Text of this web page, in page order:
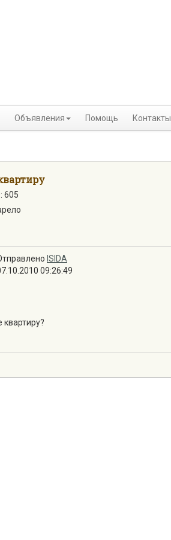
Объявления Помощь Контакты
605
ISIDA
09:26:49
квартиру?